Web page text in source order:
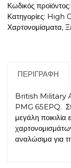
Shillings
6
Pence
ποσότητα
Κωδικός προϊόντος:
Κατηγορίες: High
Χαρτονομίσματα,
ΠΕΡΙΓΡΑΦΉ
British Military
PMG 65EPQ.
μεγάλη
αναλώσιμα για